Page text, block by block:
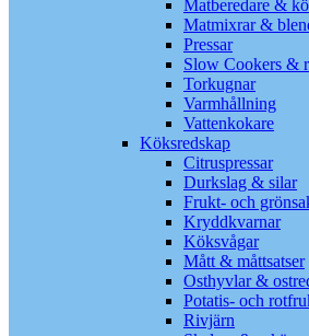
Matberedare &
Matmixrar &
Pressar
Slow Cookers &
Torkugnar
Varmhållning
Vattenkokare
Köksredskap
Citruspressar
Durkslag & silar
Frukt- och
Kryddkvarnar
Köksvågar
Mått & måttsatser
Osthyvlar &
Potatis- och
Rivjärn